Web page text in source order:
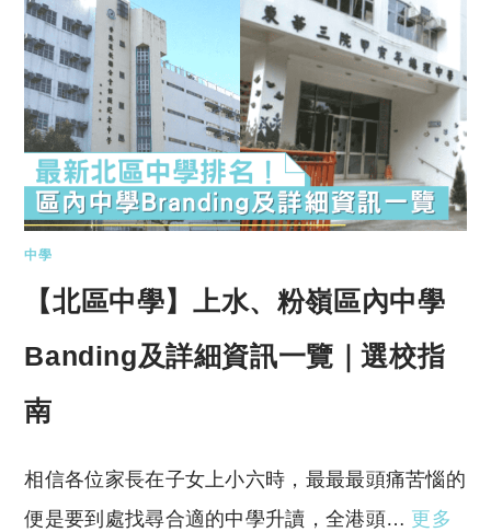
中學
【北區中學】上水、粉嶺區內中學
Banding及詳細資訊一覽｜選校指
南
相信各位家長在子女上小六時，最最最頭痛苦惱的
便是要到處找尋合適的中學升讀，全港頭… 更多